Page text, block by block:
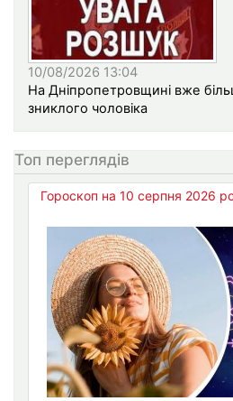
10/08/2026 13:04
На Дніпропетровщині вже
зниклого чоловіка
Топ переглядів
Гороскоп на 10 серпня 2026